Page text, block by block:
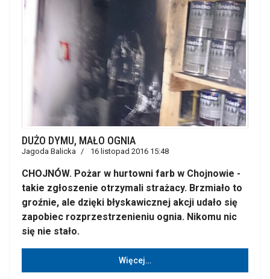
DUŻO DYMU, MAŁO OGNIA
Jagoda Balicka 16 listopad 2016 15:48
CHOJNÓW. Pożar w hurtowni farb w Chojnowie -
takie zgłoszenie otrzymali strażacy. Brzmiało to
groźnie, ale dzięki błyskawicznej akcji udało się
zapobiec rozprzestrzenieniu ognia. Nikomu nic
się nie stało.
Więcej…